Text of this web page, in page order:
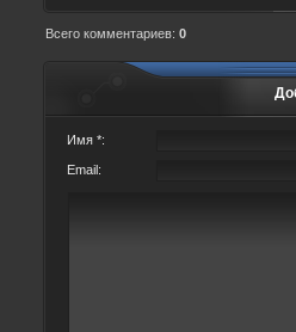
Всего комментариев: 0
Имя *:
Email: